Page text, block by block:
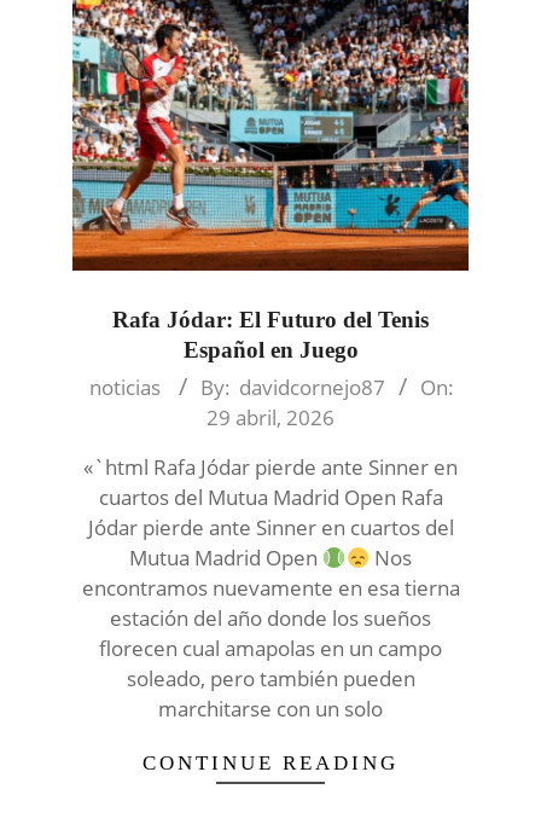
Rafa Jódar: El Futuro del Tenis
Español en Juego
2026-
noticias By: davidcornejo87
On:
29 abril, 2026
«`html Rafa Jódar pierde ante Sinner en
cuartos del Mutua Madrid Open Rafa
Jódar pierde ante Sinner en cuartos del
Mutua Madrid Open
Nos
encontramos nuevamente en esa tierna
estación del año donde los sueños
florecen cual amapolas en un campo
soleado, pero también pueden
marchitarse con un solo
CONTINUE READING